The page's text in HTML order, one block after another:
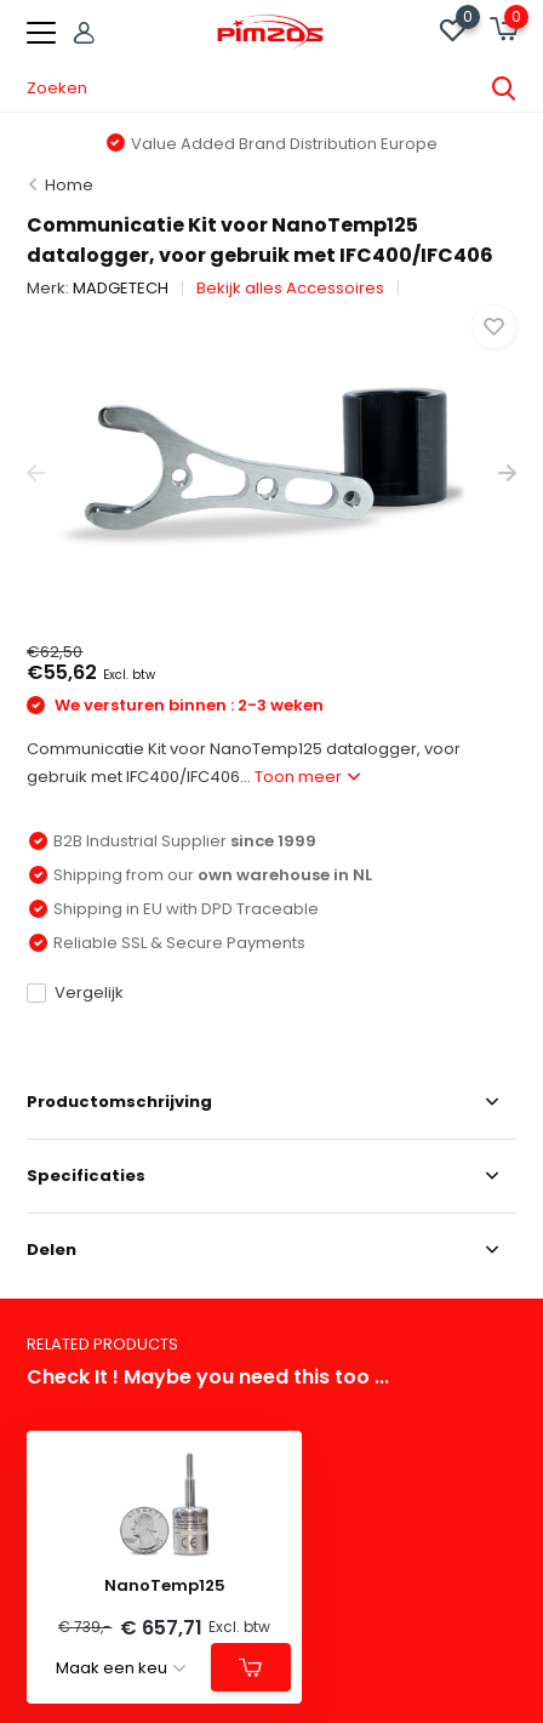
0 0
Value Added Brand Distribution Europe
Home
Communicatie Kit voor NanoTemp125
datalogger, voor gebruik met IFC400/IFC406
Merk:MADGETECH Bekijk alles Accessoires
€62,50
€55,62 Excl. btw
We versturen binnen : 2-3 weken
Communicatie Kit voor NanoTemp125 datalogger, voor
gebruik met IFC400/IFC406...Toon meer
B2B Industrial Supplier since 1999
Shipping from our own warehouse in NL
Shipping in EU with DPD Traceable
Reliable SSL & Secure Payments
Vergelijk
Productomschrijving
Specificaties
Delen
RELATED PRODUCTS
Check It ! Maybe you need this too ...
NanoTemp125
€ 739,- € 657,71 Excl. btw